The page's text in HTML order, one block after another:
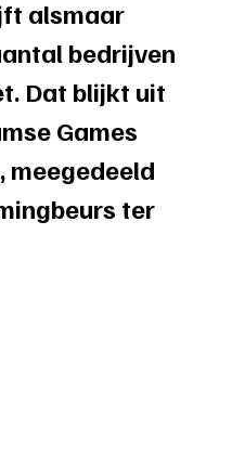
alsmaar
bedrijven
Dat blijkt uit
Games
meegedeeld
ter